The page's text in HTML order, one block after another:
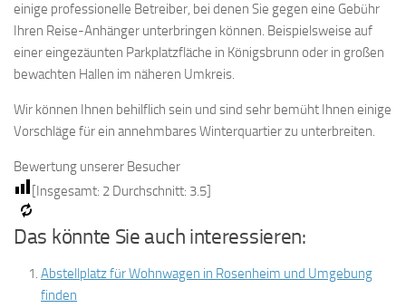
einige professionelle Betreiber, bei denen Sie gegen eine Gebühr
Ihren Reise-Anhänger unterbringen können. Beispielsweise auf
einer eingezäunten Parkplatzfläche in Königsbrunn oder in großen
bewachten Hallen im näheren Umkreis.
Wir können Ihnen behilflich sein und sind sehr bemüht Ihnen einige
Vorschläge für ein annehmbares Winterquartier zu unterbreiten.
Bewertung unserer Besucher
[Insgesamt: 2 Durchschnitt: 3.5]
Das könnte Sie auch interessieren:
Abstellplatz für Wohnwagen in Rosenheim und Umgebung
finden